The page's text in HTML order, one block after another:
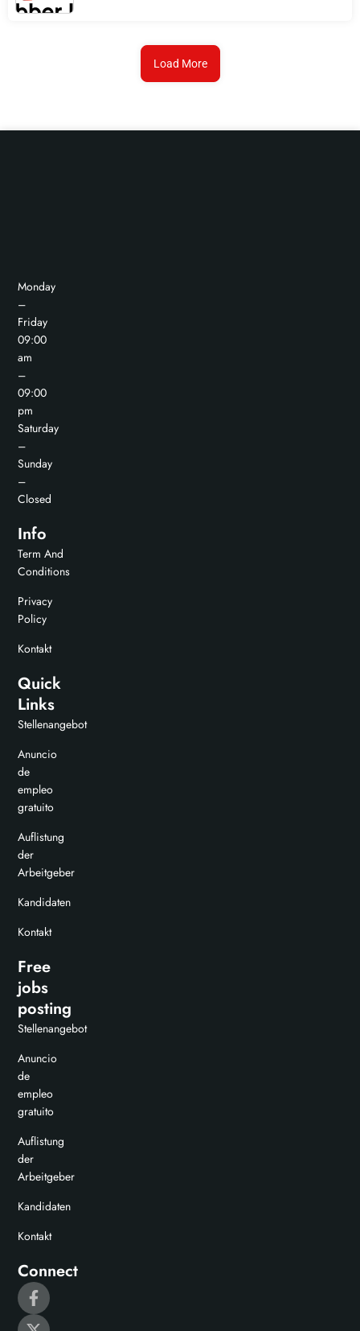
Load More
Monday
–
Friday
09:00
am
–
09:00
pm
Saturday
–
Sunday
–
Closed
Info
Term And
Conditions
Privacy
Policy
Kontakt
Quick
Links
Stellenangebot
Anuncio
de
empleo
gratuito
Auflistung
der
Arbeitgeber
Kandidaten
Kontakt
Free
jobs
posting
Stellenangebot
Anuncio
de
empleo
gratuito
Auflistung
der
Arbeitgeber
Kandidaten
Kontakt
Connect